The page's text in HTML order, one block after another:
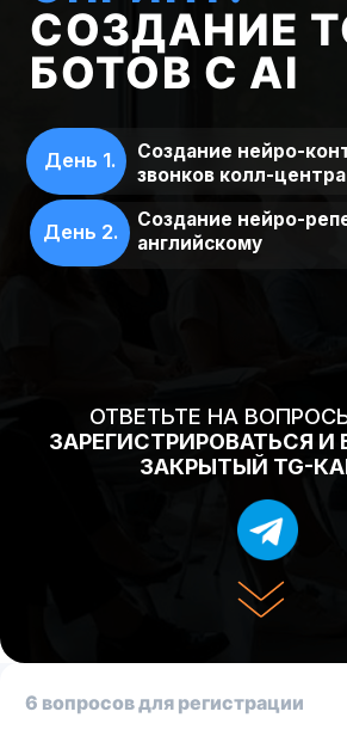
ОТВЕТЬТЕ НА ВОПРОСЫ, ЧТОБЫ
ЗАРЕГИСТРИРОВАТЬСЯ И ВСТУПИТЬ В
ЗАКРЫТЫЙ TG-КАНАЛ
День 1.
Создание нейро-контроля качества
звонков колл-центра
День 2.
Создание нейро-репетитора по
английскому
6 вопросов для регистрации